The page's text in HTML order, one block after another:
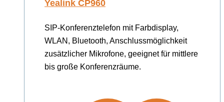
Yealink CP960
SIP-Konferenztelefon mit Farbdisplay,
WLAN, Bluetooth, Anschlussmöglichkeit
zusätzlicher Mikrofone, geeignet für mittlere
bis große Konferenzräume.